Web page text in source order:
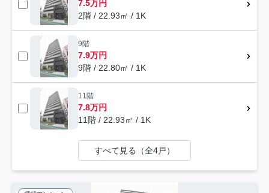
7.5万円
2階 / 22.93㎡ / 1K
9階
7.9万円
9階 / 22.80㎡ / 1K
11階
7.8万円
11階 / 22.93㎡ / 1K
すべて見る（全4戸）